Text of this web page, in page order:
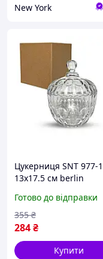
New York
Цукерниця SNT 977-1
13х17.5 см berlin
Готово до відправки
284₴
355 ₴
Купити